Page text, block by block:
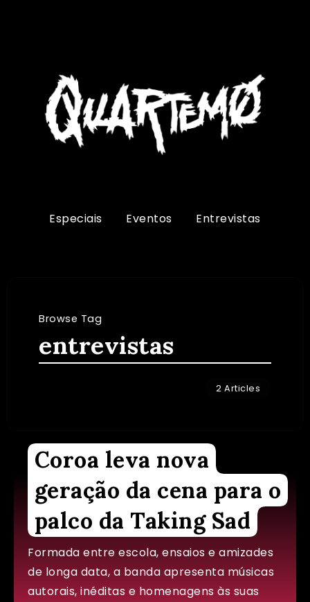
Especiais Eventos Entrevistas
Browse Tag
entrevistas
2 Articles
Coroa leva nova
geração da cena para o
palco da Taking Sad
Formada entre escola, ensaios e amizades
de longa data, a banda apresenta músicas
autorais, inéditas e homenagens às suas